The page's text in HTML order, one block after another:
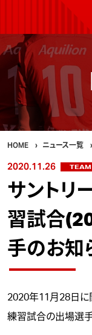
HOME ニュース一覧
2020.11.26 TEAM
サントリ
習試合
手のお知
2020年11月28日に
練習試合の出場選手